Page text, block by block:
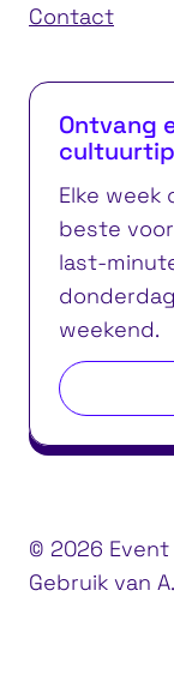
Contact
Ontvang
Elke week
beste
last-
weekend.
© 2026
Gebruik van